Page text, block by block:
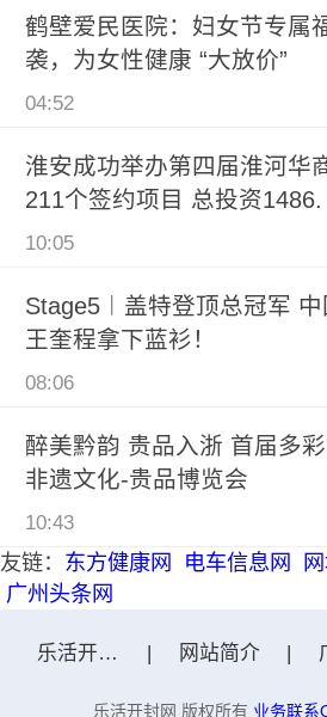
鹤壁爱民医院：妇女节专属
袭，为女性健康 “大放价”
04:52
淮安成功举办第四届淮河华
211个签约项目 总投资1486.
10:05
Stage5︱盖特登顶总冠军
王奎程拿下蓝衫！
08:06
醉美黔韵 贵品入浙 首届多彩
非遗文化-贵品博览会
10:43
友链： 东方健康网 电车信息网
广州头条网
乐活开封网 网站简介
乐活开封网 版权所有 业务联系